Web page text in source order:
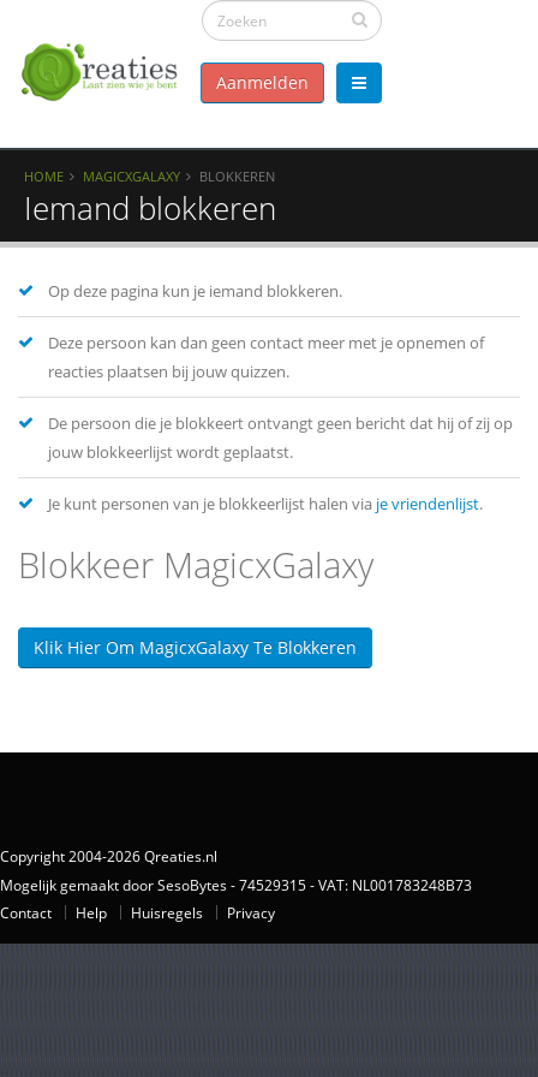
Aanmelden
HOME MAGICXGALAXY BLOKKEREN
Iemand blokkeren
Op deze pagina kun je iemand blokkeren.
Deze persoon kan dan geen contact meer met je opnemen of
reacties plaatsen bij jouw quizzen.
De persoon die je blokkeert ontvangt geen bericht dat hij of zij op
jouw blokkeerlijst wordt geplaatst.
Je kunt personen van je blokkeerlijst halen via je vriendenlijst.
Blokkeer MagicxGalaxy
Klik Hier Om MagicxGalaxy Te Blokkeren
Copyright 2004-2026 Qreaties.nl
Mogelijk gemaakt door SesoBytes - 74529315 - VAT: NL001783248B73
Contact
Help Huisregels Privacy